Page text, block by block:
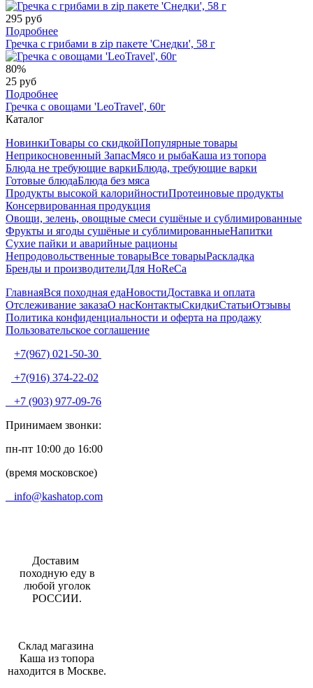
295 руб
Подробнее
Гречка с грибами в zip пакете 'Снедки', 58 г
80%
25 руб
Подробнее
Гречка с овощами 'LeoTravel', 60г
Каталог
НовинкиТовары со скидкойПопулярные товары
Неприкосновенный ЗапасМясо и рыбаКаша из топора
Блюда не требующие варкиБлюда, требующие варки
Готовые блюдаБлюда без мяса
Продукты высокой калорийностиПротеиновые продукты
Консервированная продукция
Овощи, зелень, овощные смеси сушёные и сублимированные
Фрукты и ягоды сушёные и сублимированныеНапитки
Сухие пайки и аварийные рационы
Непродовольственные товарыВсе товарыРаскладка
Бренды и производителиДля HoReCa
ГлавнаяВся походная едаНовостиДоставка и оплата
Отслеживание заказаО насКонтактыСкидкиСтатьиОтзывы
Политика конфиденциальности и оферта на продажу
Пользовательское соглашение
+7(967) 021-50-30
+7(916) 374-22-02
+7 (903) 977-09-76
Принимаем звонки:
пн-пт 10:00 до 16:00
(время московское)
info@kashatop.com
Доставим
походную еду в
любой уголок
РОССИИ.
Склад магазина
Каша из топора
находится в Москве.